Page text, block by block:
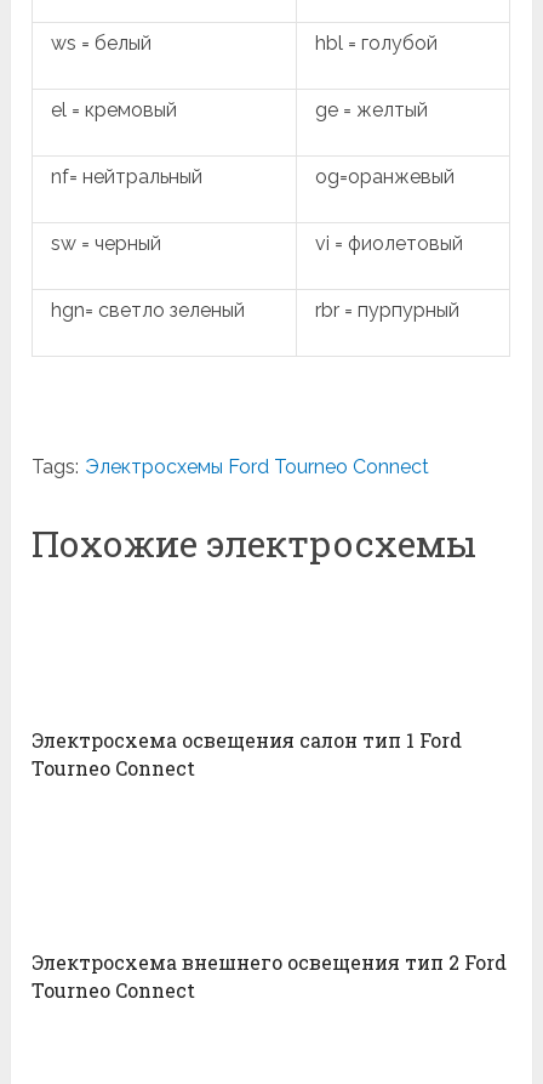
ws = белый hbl = голубой
el = кремовый ge = желтый
nf= нейтральный og=оранжевый
sw = черный vi = фиолетовый
hgn= светло зеленый rbr = пурпурный
Tags: Электросхемы Ford Tourneo Connect
Похожие электросхемы
Электросхема освещения салон тип 1 Ford
Tourneo Connect
Электросхема внешнего освещения тип 2 Ford
Tourneo Connect